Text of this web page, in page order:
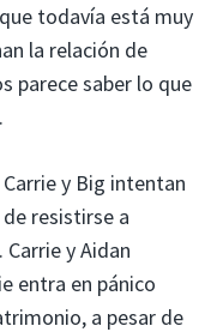
todavía está muy
la relación de
parece saber lo que
y Big intentan
resistirse a
y Aidan
entra en pánico
a pesar de